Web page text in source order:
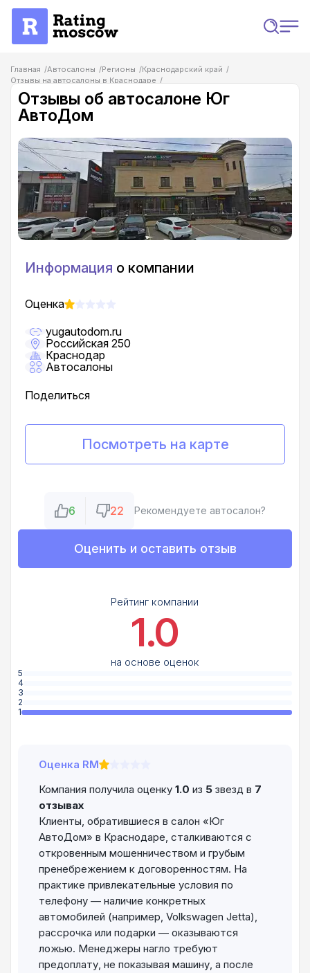
Главная Автосалоны Регионы
Краснодарский край
Отзывы на автосалоны в Краснодаре
Отзывы об автосалоне Юг АвтоДом
Отзывы об автосалоне Юг
АвтоДом
Информация о компании
Оценка
yugautodom.ru
Российская 250
Краснодар
Автосалоны
Поделиться
Посмотреть на карте
6 22 Рекомендуете автосалон?
Оценить и оставить отзыв
Рейтинг компании
1.0
на основе оценок
5
4
3
2
1
Оценка RM
Компания получила оценку 1.0 из 5 звезд в 7
отзывах
Клиенты, обратившиеся в салон «Юг
АвтоДом» в Краснодаре, сталкиваются с
откровенным мошенничеством и грубым
пренебрежением к договоренностям. На
практике привлекательные условия по
телефону — наличие конкретных
автомобилей (например, Volkswagen Jetta),
рассрочка или подарки — оказываются
ложью. Менеджеры нагло требуют
предоплату, не показывая машину, а после